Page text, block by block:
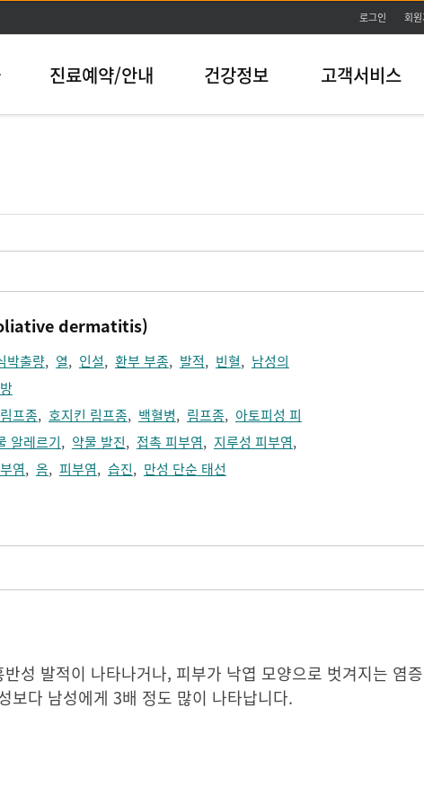
본문바로가기
로그인 회
진료예약/안내 건강정보 고객서비스
dermatitis)
박출량, 열, 인설, 환부 부종, 발적, 빈혈, 남성의
프종, 호지킨 림프종, 백혈병, 림프종, 아토피성 피
알레르기, 약물 발진, 접촉 피부염, 지루성 피부염,
염, 옴, 피부염, 습진, 만성 단순 태선
성 발적이 나타나거나, 피부가 낙엽 모양으로 벗겨지는 염
보다 남성에게 3배 정도 많이 나타납니다.